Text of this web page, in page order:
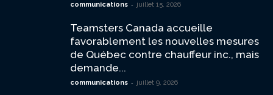
communications - juillet 15, 2026
Teamsters Canada accueille
favorablement les nouvelles mesures
de Québec contre chauffeur inc., mais
demande...
communications - juillet 9, 2026